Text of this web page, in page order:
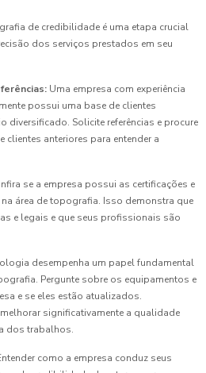
de credibilidade é uma etapa crucial
dos serviços prestados em seu
Uma empresa com experiência
possui uma base de clientes
Solicite referências e procure
anteriores para entender a
se a empresa possui as certificações e
área de topografia. Isso demonstra que
e legais e que seus profissionais são
desempenha um papel fundamental
Pergunte sobre os equipamentos e
e se eles estão atualizados.
significativamente a qualidade
dos trabalhos.
como a empresa conduz seus